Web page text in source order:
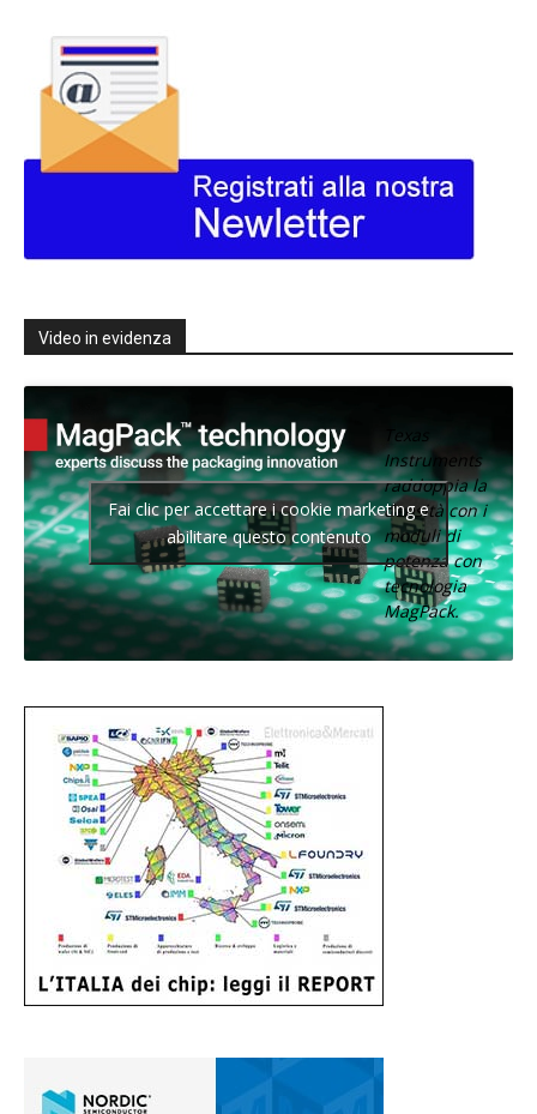
Video in evidenza
Texas
Instruments
raddoppia la
densità con i
moduli di
potenza con
tecnologia
MagPack.
Fai clic per accettare i cookie marketing e
abilitare questo contenuto